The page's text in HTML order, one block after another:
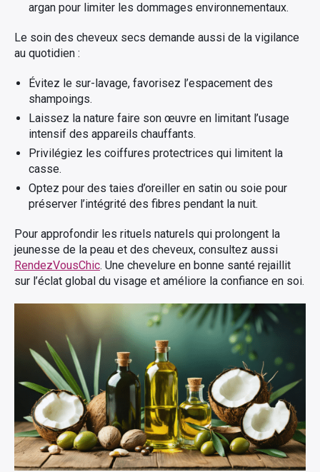
argan pour limiter les dommages environnementaux.
Le soin des cheveux secs demande aussi de la vigilance
au quotidien :
Évitez le sur-lavage, favorisez l’espacement des
shampoings.
Laissez la nature faire son œuvre en limitant l’usage
intensif des appareils chauffants.
Privilégiez les coiffures protectrices qui limitent la
casse.
Optez pour des taies d’oreiller en satin ou soie pour
préserver l’intégrité des fibres pendant la nuit.
Pour approfondir les rituels naturels qui prolongent la
jeunesse de la peau et des cheveux, consultez aussi
RendezVousChic. Une chevelure en bonne santé rejaillit
sur l’éclat global du visage et améliore la confiance en soi.